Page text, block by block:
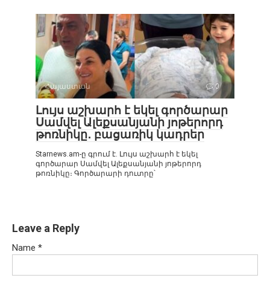
Հայաստան 0
Լույս աշխարհ է եկել գործարար
Սամվել Ալեքսանյանի յոթերորդ
թոռնիկը․ բացառիկ կադրեր
Starnews.am-ը գրում է. Լույս աշխարհ է եկել
գործարար Սամվել Ալեքսանյանի յոթերորդ
թոռնիկը։ Գործարարի դուտրը՝
Leave a Reply
Name *